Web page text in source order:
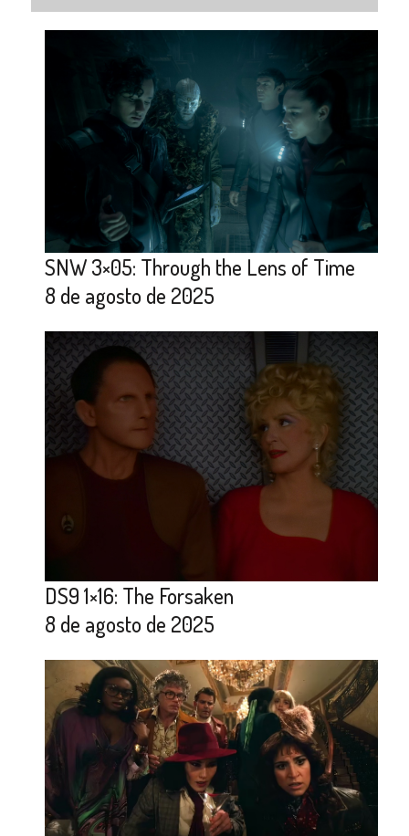
SNW 3×05: Through the Lens of Time
8 de agosto de 2025
DS9 1×16: The Forsaken
8 de agosto de 2025